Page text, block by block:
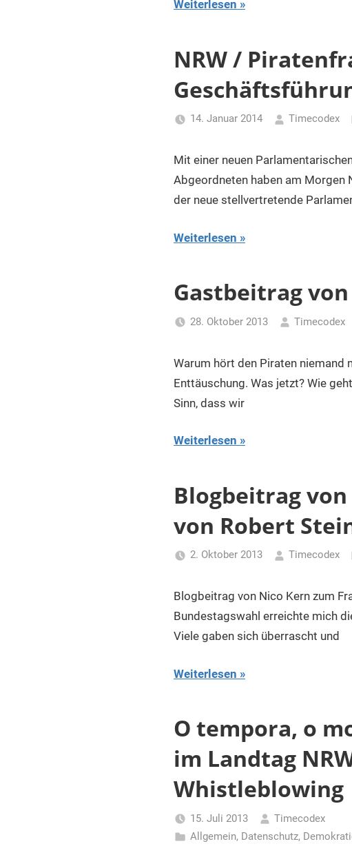
Weiterlesen
NRW /
14. Januar 2014 Timecodex
Mit einer neuen
Abgeordneten haben am
der neue stellvertretende
Weiterlesen
Gastbeitrag
28. Oktober 2013 Timecodex
Warum hört den Piraten niemand
Enttäuschung. Was jetzt? Wie
Sinn, dass wir
Weiterlesen
Blogbeitrag
von Robert
2. Oktober 2013 Timecodex
Blogbeitrag von Nico Kern zum
Bundestagswahl erreichte mich
Viele gaben sich überrascht und
Weiterlesen
O tempora, o
im Landtag
Whistleblowing
15. Juli 2013
Timecodex
Allgemein, Datenschutz,